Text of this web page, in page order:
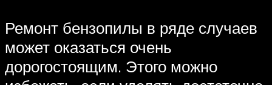
Ремонт бензопилы в ряде случаев
может оказаться очень
дорогостоящим. Этого можно